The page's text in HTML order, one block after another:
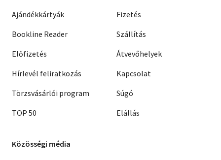
Ajándékkártyák
Bookline Reader
Előfizetés
Hírlevél feliratkozás
Törzsvásárlói program
TOP 50
Fizetés
Szállítás
Átvevőhelyek
Kapcsolat
Súgó
Elállás
Közösségi média